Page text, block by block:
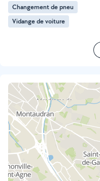
Changement de pneu
Vidange de voiture